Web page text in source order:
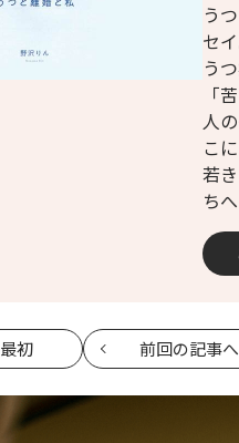
う
セイ
う
「
人
こ
若
ち
最初 前回の記事へ